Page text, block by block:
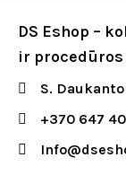
DS Eshop –
ir procedūros
S.
+370 647